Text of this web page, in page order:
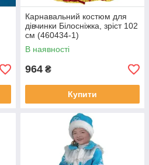
Карнавальний костюм для
дівчинки Білосніжка, зріст 102
см (460434-1)
В наявності
964 ₴
Купити